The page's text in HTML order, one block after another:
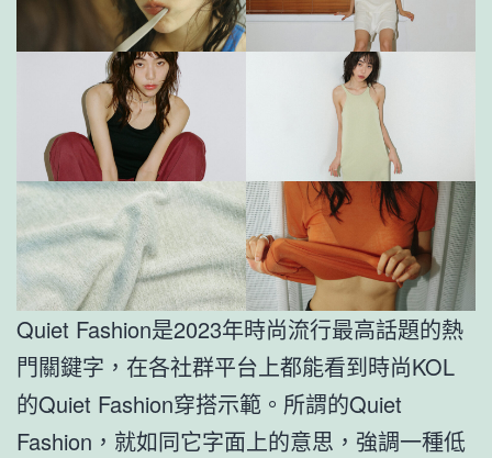
Quiet Fashion是2023年時尚流行最高話題的熱
門關鍵字，在各社群平台上都能看到時尚KOL
的Quiet Fashion穿搭示範。所謂的Quiet
Fashion，就如同它字面上的意思，強調一種低